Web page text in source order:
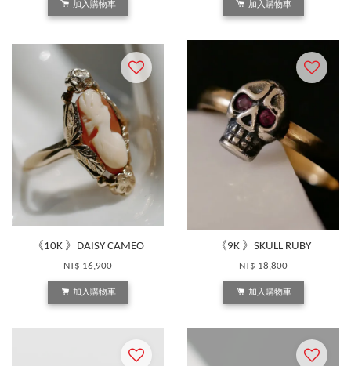
加入購物車 加入購物車
《10K 》DAISY CAMEO
NT$ 16,900
加入購物車
《9K 》SKULL RUBY
NT$ 18,800
加入購物車